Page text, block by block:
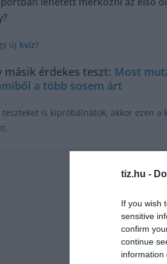
tiz.hu -
If you wish
sensitive
confirm
continue
information
új kvíz?
másik érdekes teszt: Most
a több sosem árt
teszteket is kipróbálnátok, akkor ezen a